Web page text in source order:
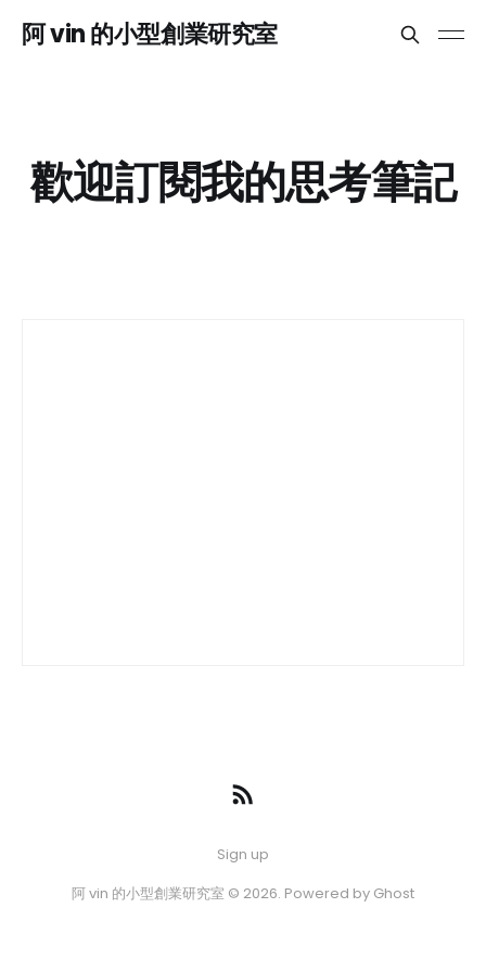
阿 vin 的小型創業研究室
歡迎訂閱我的思考筆記
Sign up
阿 vin 的小型創業研究室 © 2026. Powered by Ghost